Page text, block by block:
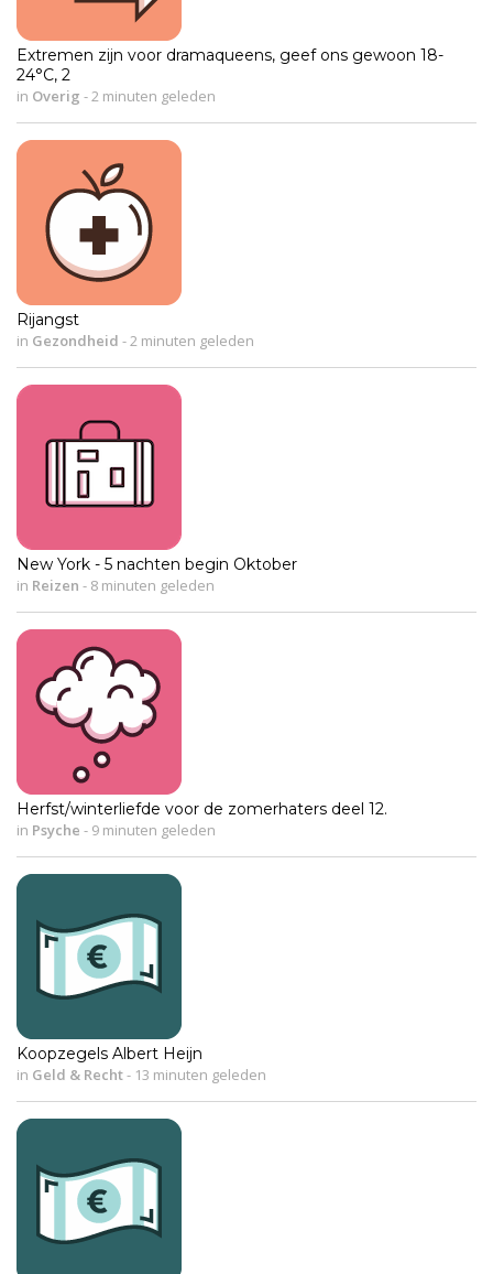
Extremen zijn voor dramaqueens, geef ons gewoon 18-
24°C, 2
in Overig - 2 minuten geleden
Rijangst
in Gezondheid - 2 minuten geleden
New York - 5 nachten begin Oktober
in Reizen - 8 minuten geleden
Herfst/winterliefde voor de zomerhaters deel 12.
in Psyche - 9 minuten geleden
Koopzegels Albert Heijn
in Geld & Recht- 13 minuten geleden